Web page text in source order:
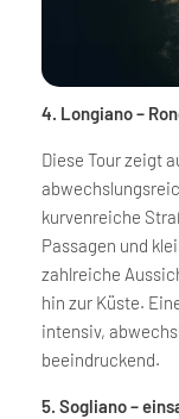
4. Longiano –
Diese Tour zeigt
kurvenreiche
Passagen und
zahlreiche
hin zur Küste.
intensiv,
beeindruckend.
5. Sogliano –